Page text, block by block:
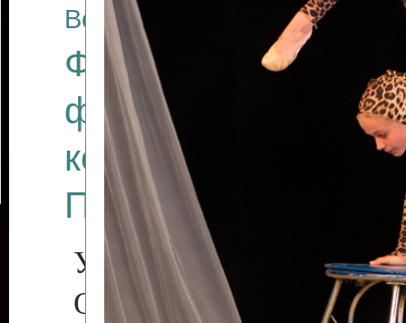
Все отчеты
Финал
фестиваля
коллективов
Приднестровского
Участники фестиваля:
Образцовый